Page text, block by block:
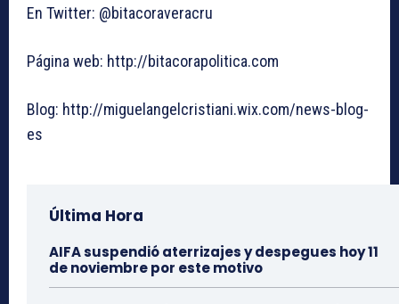
En Twitter: @bitacoraveracru
Página web: http://bitacorapolitica.com
Blog: http://miguelangelcristiani.wix.com/news-blog-
es
Última Hora
AIFA suspendió aterrizajes y despegues hoy 11
de noviembre por este motivo